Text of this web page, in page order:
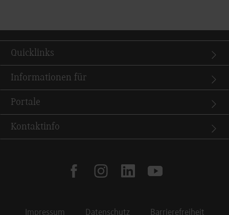
Quicklinks
Informationen für
Portale
Kontaktinfo
facebookinstagramlinkedin youtube